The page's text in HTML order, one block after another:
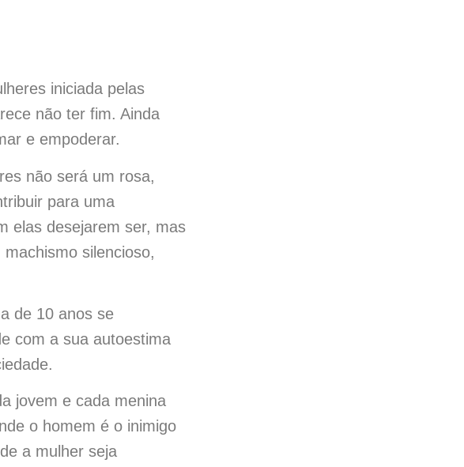
iniciada pelas
não ter fim. Ainda
e empoderar.
não será um rosa,
para uma
elas desejarem ser, mas
silencioso,
de 10 anos se
com a sua autoestima
jovem e cada menina
o homem é o inimigo
a mulher seja